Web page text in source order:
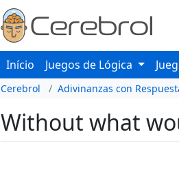
Início Juegos de Lógica
Cerebrol Adivinanzas con
Without what